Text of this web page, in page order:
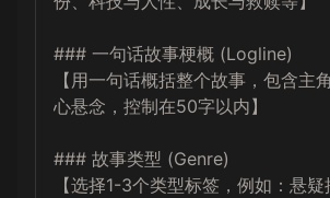
### 一句话故事梗概 (Logline)
【用一句话概括整个故事，包含主
心悬念，控制在50字以内】
### 故事类型 (Genre)
【选择1-3个类型标签，例如：悬